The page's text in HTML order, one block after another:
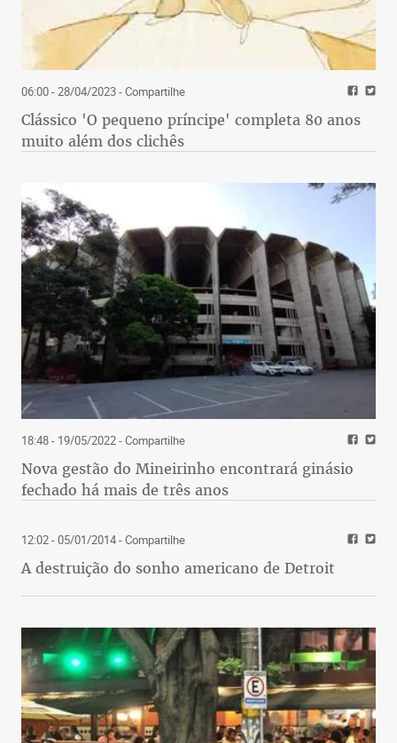
06:00 - 28/04/2023- Compartilhe
Clássico 'O pequeno príncipe' completa 80 anos
muito além dos clichês
18:48 - 19/05/2022- Compartilhe
Nova gestão do Mineirinho encontrará ginásio
fechado há mais de três anos
12:02 - 05/01/2014- Compartilhe
A destruição do sonho americano de Detroit